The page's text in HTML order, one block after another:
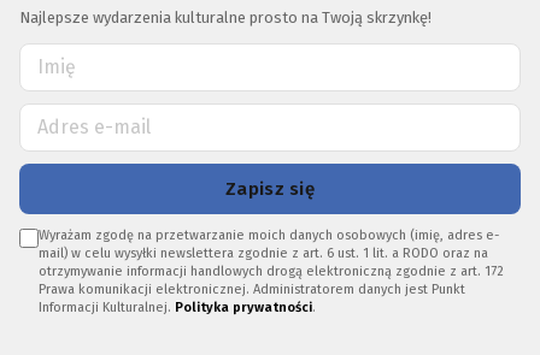
Najlepsze wydarzenia kulturalne prosto na Twoją skrzynkę!
Zapisz się
Wyrażam zgodę na przetwarzanie moich danych osobowych (imię, adres e-
mail) w celu wysyłki newslettera zgodnie z art. 6 ust. 1 lit. a RODO oraz na
otrzymywanie informacji handlowych drogą elektroniczną zgodnie z art. 172
Prawa komunikacji elektronicznej. Administratorem danych jest Punkt
Informacji Kulturalnej. Polityka prywatności.